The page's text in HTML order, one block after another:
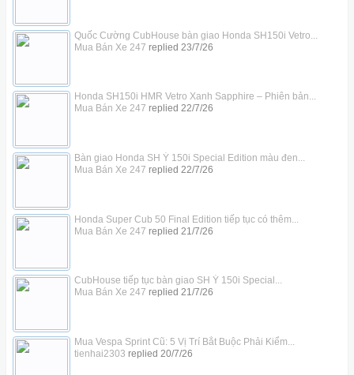
Quốc Cường CubHouse bàn giao Honda SH150i Vetro...
Mua Bán Xe 247 replied 23/7/26
Honda SH150i HMR Vetro Xanh Sapphire – Phiên bản...
Mua Bán Xe 247 replied 22/7/26
Bàn giao Honda SH Ý 150i Special Edition màu đen...
Mua Bán Xe 247 replied 22/7/26
Honda Super Cub 50 Final Edition tiếp tục có thêm...
Mua Bán Xe 247 replied 21/7/26
CubHouse tiếp tục bàn giao SH Ý 150i Special...
Mua Bán Xe 247 replied 21/7/26
Mua Vespa Sprint Cũ: 5 Vị Trí Bắt Buộc Phải Kiểm...
tienhai2303 replied 20/7/26